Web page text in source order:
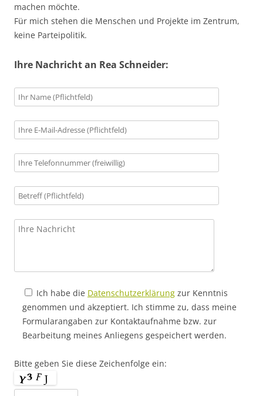
machen möchte.
Für mich stehen die Menschen und Projekte im Zentrum,
keine Parteipolitik.
Ihre Nachricht an Rea Schneider:
Ich habe die Datenschutzerklärung zur Kenntnis
genommen und akzeptiert. Ich stimme zu, dass meine
Formularangaben zur Kontaktaufnahme bzw. zur
Bearbeitung meines Anliegens gespeichert werden.
Bitte geben Sie diese Zeichenfolge ein: